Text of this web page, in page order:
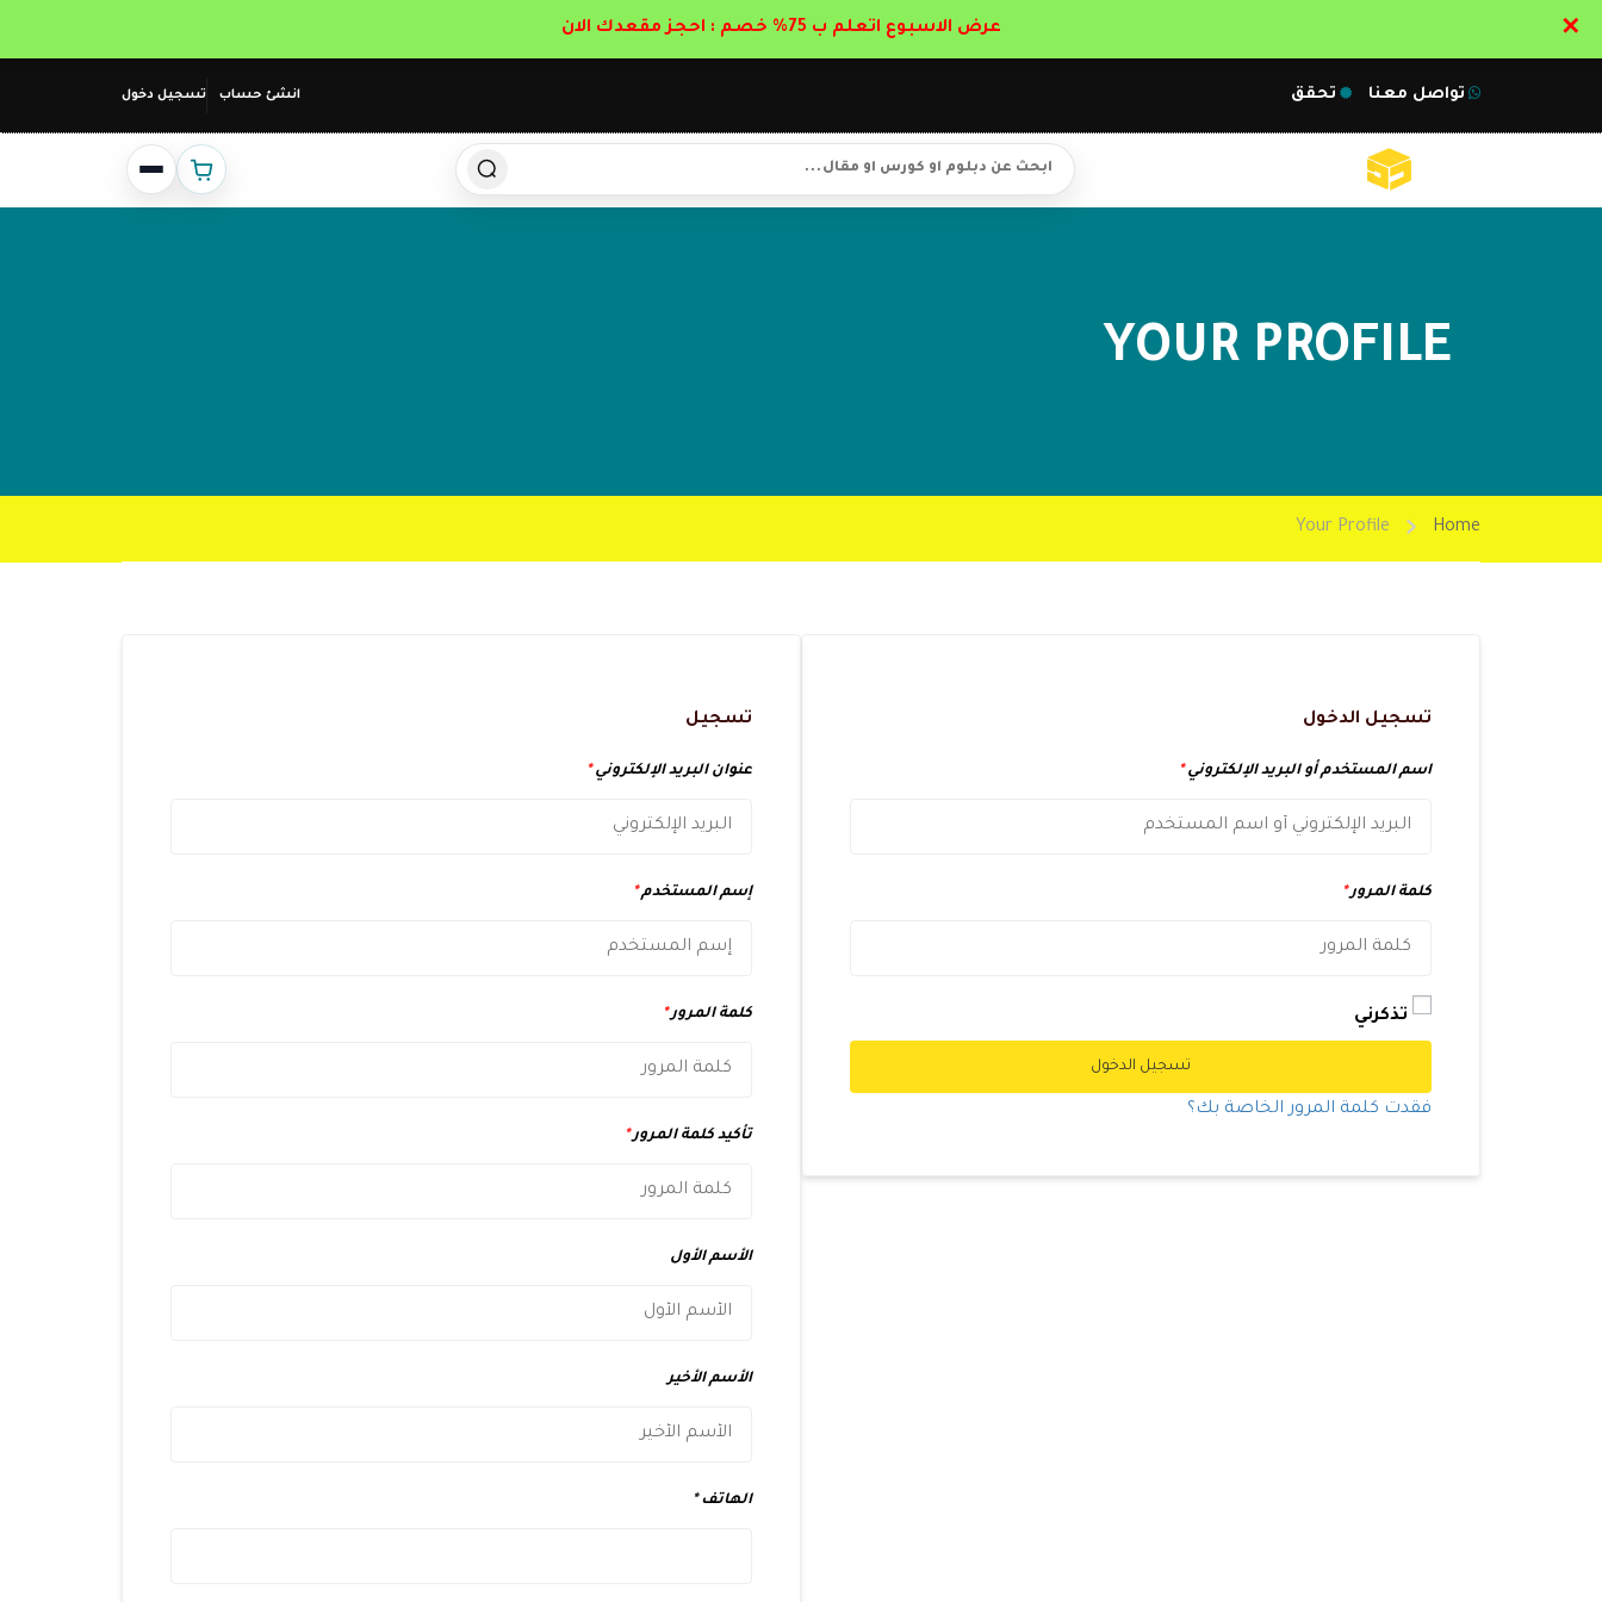
انشئ حساب تسجيل دخول تواصل معنا تحقق
YOUR PROFILE
Home
Your Profile
تسجيل الدخول
اسم المستخدم أو البريد الإلكتروني*
كلمة المرور*
تذكرني
تسجيل الدخول
فقدت كلمة المرور الخاصة بك؟
تسجيل
عنوان البريد الإلكتروني*
إسم المستخدم*
كلمة المرور*
تأكيد كلمة المرور*
الأسم الأول
الأسم الأخير
الهاتف
عرض الاسبوع اتعلم ب 75% خصم : احجز مقعدك الان ✕